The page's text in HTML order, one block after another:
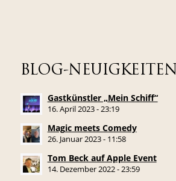
BLOG-NEUIGKEITEN
Gastkünstler „Mein Schiff“
16. April 2023 - 23:19
Magic meets Comedy
26. Januar 2023 - 11:58
Tom Beck auf Apple Event
14. Dezember 2022 - 23:59